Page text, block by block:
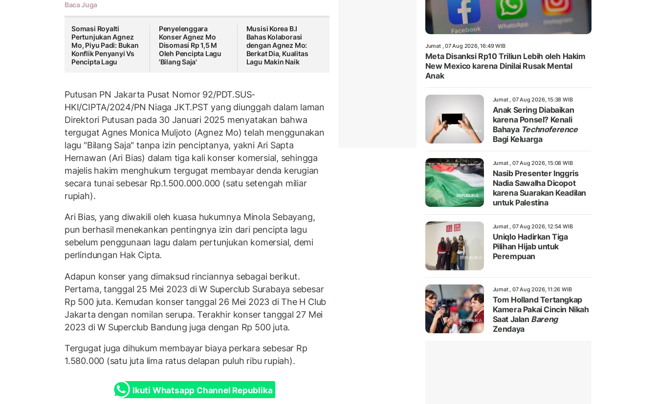
Baca Juga
Somasi Royalti
Pertunjukan Agnez
Mo, Piyu Padi: Bukan
Konflik Penyanyi Vs
Pencipta Lagu
Penyelenggara
Konser Agnez Mo
Disomasi Rp 1,5 M
Oleh Pencipta Lagu
'Bilang Saja'
Musisi Korea B.I
Bahas Kolaborasi
dengan Agnez Mo:
Berkat Dia, Kualitas
Lagu Makin Naik
Putusan PN Jakarta Pusat Nomor 92/PDT.SUS-
HKI/CIPTA/2024/PN Niaga JKT.PST yang diunggah dalam laman
Direktori Putusan pada 30 Januari 2025 menyatakan bahwa
tergugat Agnes Monica Muljoto (Agnez Mo) telah menggunakan
lagu "Bilang Saja" tanpa izin penciptanya, yakni Ari Sapta
Hernawan (Ari Bias) dalam tiga kali konser komersial, sehingga
majelis hakim menghukum tergugat membayar denda kerugian
secara tunai sebesar Rp.1.500.000.000 (satu setengah miliar
rupiah).
Ari Bias, yang diwakili oleh kuasa hukumnya Minola Sebayang,
pun berhasil menekankan pentingnya izin dari pencipta lagu
sebelum penggunaan lagu dalam pertunjukan komersial, demi
perlindungan Hak Cipta.
Adapun konser yang dimaksud rinciannya sebagai berikut.
Pertama, tanggal 25 Mei 2023 di W Superclub Surabaya sebesar
Rp 500 juta. Kemudan konser tanggal 26 Mei 2023 di The H Club
Jakarta dengan nomilan serupa. Terakhir konser tanggal 27 Mei
2023 di W Superclub Bandung juga dengan Rp 500 juta.
Tergugat juga dihukum membayar biaya perkara sebesar Rp
1.580.000 (satu juta lima ratus delapan puluh ribu rupiah).
Ikuti Whatsapp Channel Republika
Jumat , 07 Aug 2026, 16:49 WIB
Meta Disanksi Rp10 Triliun Lebih oleh Hakim
New Mexico karena Dinilai Rusak Mental
Anak
Jumat , 07 Aug 2026, 15:38 WIB
Anak Sering Diabaikan
karena Ponsel? Kenali
Bahaya Technoference
Bagi Keluarga
Jumat , 07 Aug 2026, 15:08 WIB
Nasib Presenter Inggris
Nadia Sawalha Dicopot
karena Suarakan Keadilan
untuk Palestina
Jumat , 07 Aug 2026, 12:54 WIB
Uniqlo Hadirkan Tiga
Pilihan Hijab untuk
Perempuan
Jumat , 07 Aug 2026, 11:26 WIB
Tom Holland Tertangkap
Kamera Pakai Cincin Nikah
Saat Jalan Bareng
Zendaya